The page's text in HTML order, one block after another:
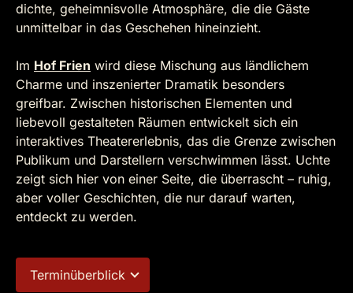
dichte, geheimnisvolle Atmosphäre, die die Gäste
unmittelbar in das Geschehen hineinzieht.
Im Hof Frien wird diese Mischung aus ländlichem
Charme und inszenierter Dramatik besonders
greifbar. Zwischen historischen Elementen und
liebevoll gestalteten Räumen entwickelt sich ein
interaktives Theatererlebnis, das die Grenze zwischen
Publikum und Darstellern verschwimmen lässt. Uchte
zeigt sich hier von einer Seite, die überrascht – ruhig,
aber voller Geschichten, die nur darauf warten,
entdeckt zu werden.
Terminüberblick